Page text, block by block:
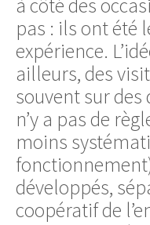
à côté des
pas : ils ont été
expérience.
ailleurs, des
souvent sur
n’y a pas de
moins
développés,
coopératif de